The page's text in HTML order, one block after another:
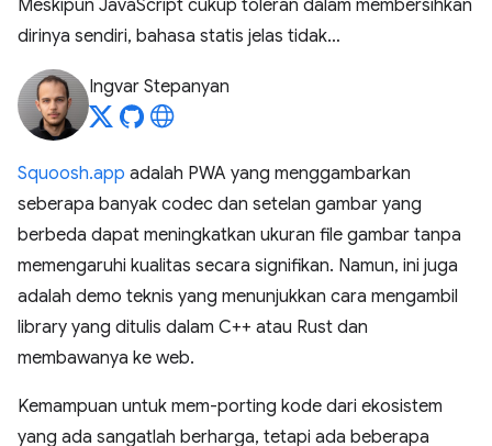
Meskipun JavaScript cukup toleran dalam membersihkan
dirinya sendiri, bahasa statis jelas tidak…
Ingvar Stepanyan
Squoosh.app adalah PWA yang menggambarkan
seberapa banyak codec dan setelan gambar yang
berbeda dapat meningkatkan ukuran file gambar tanpa
memengaruhi kualitas secara signifikan. Namun, ini juga
adalah demo teknis yang menunjukkan cara mengambil
library yang ditulis dalam C++ atau Rust dan
membawanya ke web.
Kemampuan untuk mem-porting kode dari ekosistem
yang ada sangatlah berharga, tetapi ada beberapa